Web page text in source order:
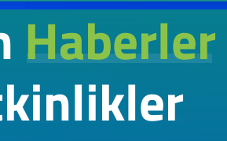
Haberler